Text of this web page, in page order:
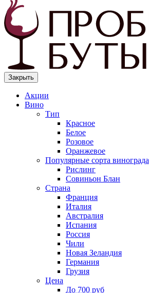
Закрыть
Акции
Вино
Тип
Красное
Белое
Розовое
Оранжевое
Популярные сорта винограда
Рислинг
Совиньон Блан
Страна
Франция
Италия
Австралия
Испания
Россия
Чили
Новая Зеландия
Германия
Грузия
Цена
До 700 руб